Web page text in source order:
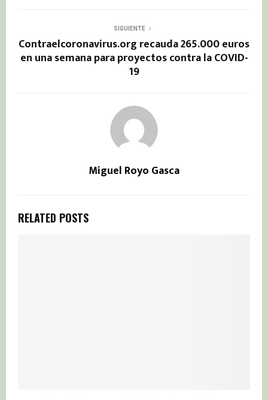
SIGUIENTE
Contraelcoronavirus.org recauda 265.000 euros
en una semana para proyectos contra la COVID-
19
Miguel Royo Gasca
RELATED POSTS